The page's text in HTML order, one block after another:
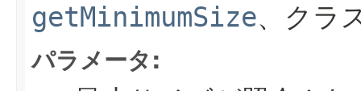
getMinimumSize、クラ
パラメータ: